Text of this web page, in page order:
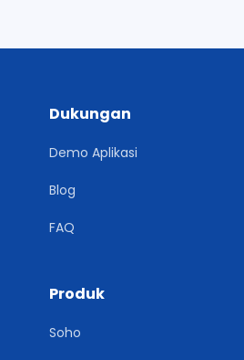
Dukungan
Demo Aplikasi
Blog
FAQ
Produk
Soho